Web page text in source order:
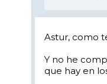
Diario de un
Revista NIX
Astur, como
Y no he
que hay en